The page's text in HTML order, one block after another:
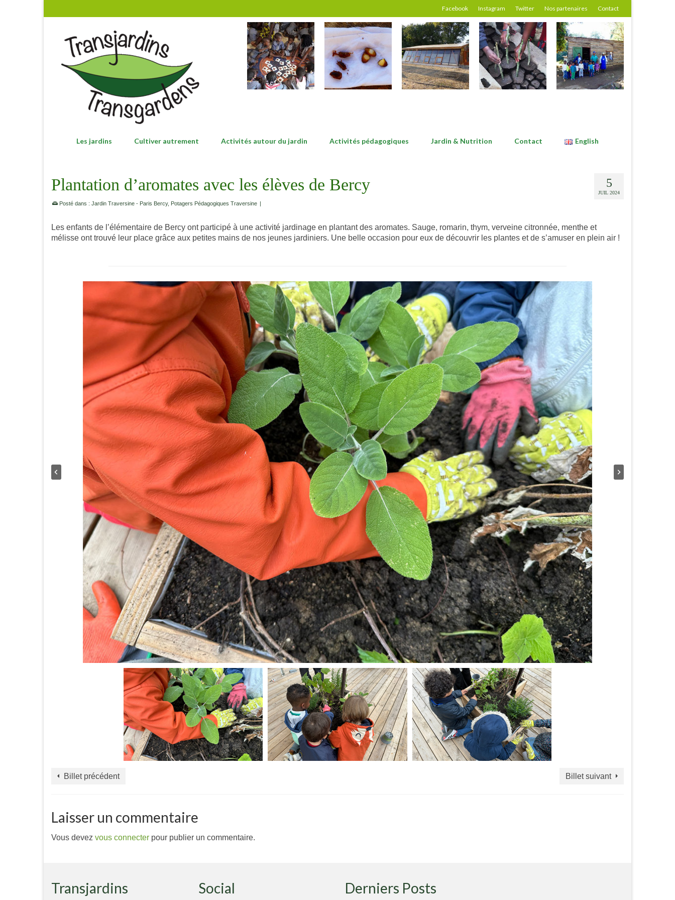
Facebook Instagram Twitter Nos partenaires Contact
Les jardins Cultiver autrement Activités autour du jardin Activités pédagogiques Jardin & Nutrition Contact English
5
JUIL 2024
Plantation d’aromates avec les élèves de Bercy
Posté dans : Jardin Traversine - Paris Bercy, Potagers Pédagogiques Traversine |
Les enfants de l’élémentaire de Bercy ont participé à une activité jardinage en plantant des aromates. Sauge, romarin, thym, verveine citronnée, menthe et
mélisse ont trouvé leur place grâce aux petites mains de nos jeunes jardiniers. Une belle occasion pour eux de découvrir les plantes et de s’amuser en plein air !
Billet précédent Billet suivant
Laisser un commentaire
Vous devez vous connecter pour publier un commentaire.
Transjardins Social Derniers Posts